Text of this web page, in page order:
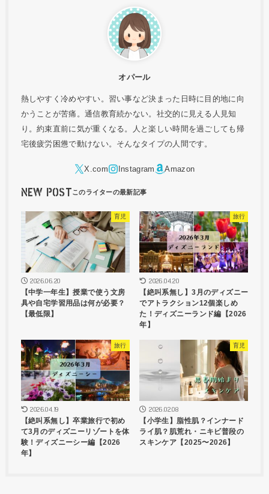
オパール
熱しやすく冷めやすい。習い事など決まった日時に目的地に向
かうことが苦痛。通信教育続かない。社交的に見える人見知
り。約束直前に気が重くなる。人と楽しい時間を過ごしても帰
宅後疲労困憊で動けない。そんなタイプの人間です。
NEW POST
育児
2026.06.20
【中学一年生】授業で使う文房
具や自宅学習用品は何が必要？
【最低限】
旅行
2026.04.20
【絶叫系無し】3月のディズニー
でアトラクション12個楽しめ
た！ディズニーランド編【2026
年】
旅行
2026.04.19
【絶叫系無し】卒業旅行で初め
て3月のディズニーリゾートを体
験！ディズニーシー編【2026
年】
育児
2026.02.08
【小学生】脂性肌？インナード
ライ肌？肌荒れ・ニキビ普段の
スキンケア【2025〜2026】